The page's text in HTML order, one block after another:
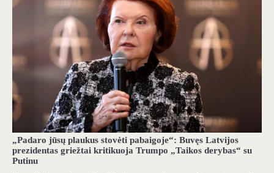
„Padaro jūsų plaukus stovėti pabaigoje“: Buvęs Latvijos
prezidentas griežtai kritikuoja Trumpo „Taikos derybas“ su
Putinu